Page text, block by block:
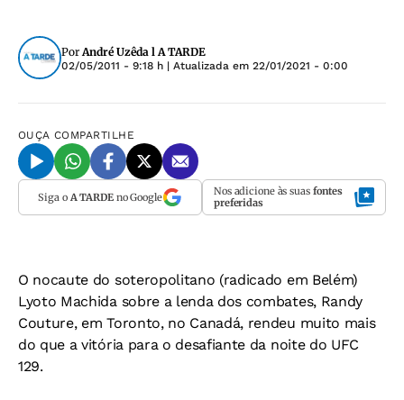
PorAndré Uzêda l A TARDE
02/05/2011 - 9:18 h | Atualizada em 22/01/2021 - 0:00
OUÇA COMPARTILHE
Siga o A TARDEno Google Nos adicione às suas fontes
preferidas
O nocaute do soteropolitano (radicado em Belém)
Lyoto Machida sobre a lenda dos combates, Randy
Couture, em Toronto, no Canadá, rendeu muito mais
do que a vitória para o desafiante da noite do UFC
129.